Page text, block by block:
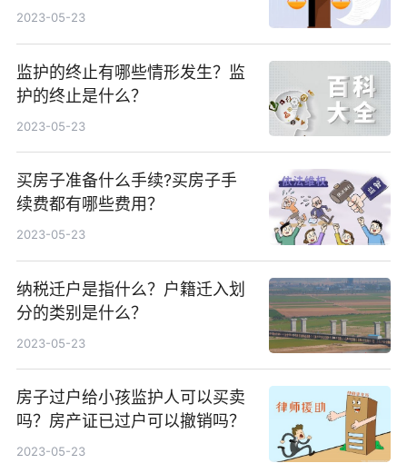
2023-05-23
监护的终止有哪些情形发生？监
护的终止是什么？
2023-05-23
买房子准备什么手续?买房子手
续费都有哪些费用？
2023-05-23
纳税迁户是指什么？户籍迁入划
分的类别是什么？
2023-05-23
房子过户给小孩监护人可以买卖
吗？房产证已过户可以撤销吗？
2023-05-23